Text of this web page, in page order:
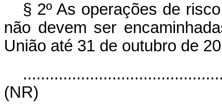
§ 2º As operações de
não devem ser
União até 31 de outubro de
(NR)